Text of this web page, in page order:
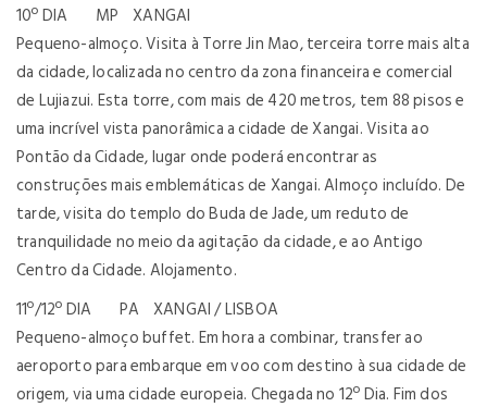
10º DIA MP XANGAI
Pequeno-almoço. Visita à Torre Jin Mao, terceira torre mais alta
da cidade, localizada no centro da zona financeira e comercial
de Lujiazui. Esta torre, com mais de 420 metros, tem 88 pisos e
uma incrível vista panorâmica a cidade de Xangai. Visita ao
Pontão da Cidade, lugar onde poderá encontrar as
construções mais emblemáticas de Xangai. Almoço incluído. De
tarde, visita do templo do Buda de Jade, um reduto de
tranquilidade no meio da agitação da cidade, e ao Antigo
Centro da Cidade. Alojamento.
11º/12º DIA PA XANGAI / LISBOA
Pequeno-almoço buffet. Em hora a combinar, transfer ao
aeroporto para embarque em voo com destino à sua cidade de
origem, via uma cidade europeia. Chegada no 12º Dia. Fim dos